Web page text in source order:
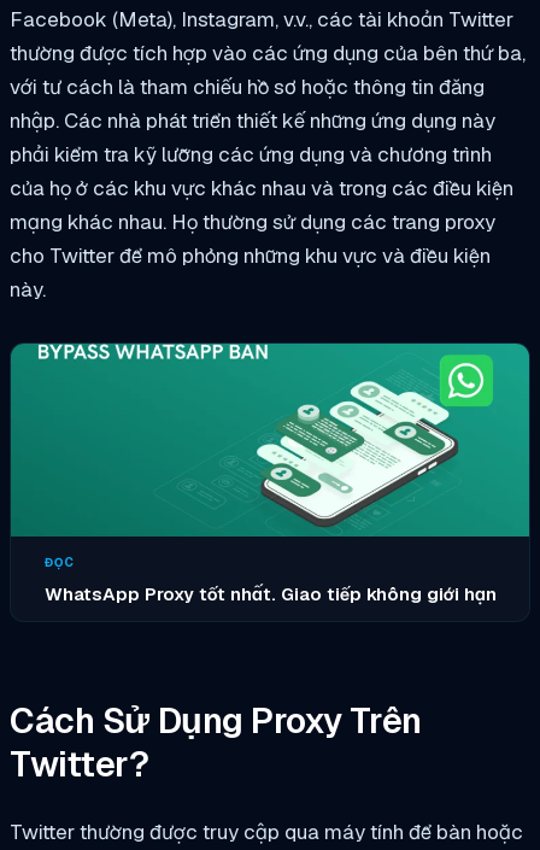
Facebook (Meta), Instagram, v.v., các tài khoản Twitter
thường được tích hợp vào các ứng dụng của bên thứ ba,
với tư cách là tham chiếu hồ sơ hoặc thông tin đăng
nhập. Các nhà phát triển thiết kế những ứng dụng này
phải kiểm tra kỹ lưỡng các ứng dụng và chương trình
của họ ở các khu vực khác nhau và trong các điều kiện
mạng khác nhau. Họ thường sử dụng các trang proxy
cho Twitter để mô phỏng những khu vực và điều kiện
này.
ĐỌC
WhatsApp Proxy tốt nhất. Giao tiếp không giới hạn
Cách Sử Dụng Proxy Trên
Twitter?
Twitter thường được truy cập qua máy tính để bàn hoặc